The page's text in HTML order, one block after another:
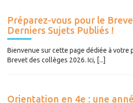
Préparez-vous pour le
Derniers Sujets Publiés !
Bienvenue sur cette page dédiée à votre
Brevet des collèges 2026. Ici, [...]
Orientation en 4e : une